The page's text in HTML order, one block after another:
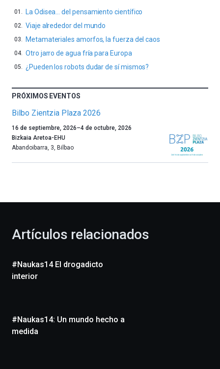
La Odisea… del pensamiento científico
Viaje alrededor del mundo
Metamateriales amorfos, la fuerza del caos
Otro jarro de agua fría para Europa
¿Pueden los robots dudar de sí mismos?
PRÓXIMOS EVENTOS
Bilbo Zientzia Plaza 2026
Un
año
más,
celebración
novena
edición
(BZP),
un
16 de septiembre, 2026–4 de octubre, 2026
Bizkaia Aretoa-EHU
Abandoibarra, 3, Bilbao
Artículos relacionados
#Naukas14 El drogadicto
interior
#Naukas14: Un mundo hecho a
medida